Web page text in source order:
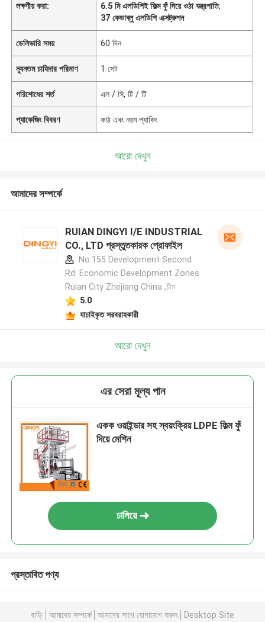
লক্ষণীয় করা:
6.5 মি এলডিপিই ফিল্ম ফুঁ দিয়ে ওঠা যন্ত্রপাতি,
37 কেডাব্লু এলডিপি এক্সট্রুশন
ডেলিভারি সময় 60 দিন
ন্যূনতম চাহিদার পরিমাণ 1 সেট
পরিশোধের শর্ত এল / সি, টি / টি
প্যাকেজিং বিবরণ কাঠ এবং নরম প্যাকিং
আরো দেখুন
আমাদের সম্পর্কে
RUIAN DINGYI I/E INDUSTRIAL
CO., LTD প্রস্তুতকারক প্রোফাইল
No.155 Development Second
Rd. Economic Development Zones
Ruian City Zhejiang China ,চীন
5.0
যাচাইকৃত সরবরাহকারী
আরো দেখুন
এর সেরা মূল্য পান
একক ওয়াইন্ডার সহ স্বয়ংক্রিয় LDPE ফিল্ম ফুঁ
দিয়ে মেশিন
চালিয়ে
প্রস্তাবিত পণ্য
বাড়ি আমাদের সম্পর্কে আমাদের সাথে যোগাযোগ করুন Desktop Site